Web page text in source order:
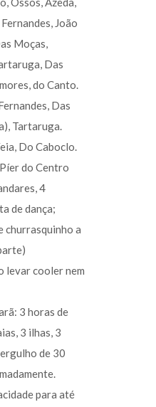
João
Moças,
Das
do Canto.
Das
Tartaruga.
Do Caboclo.
do Centro
4
de dança;
churrasquinho a
levar cooler nem
3 horas de
3 ilhas, 3
de 30
para até